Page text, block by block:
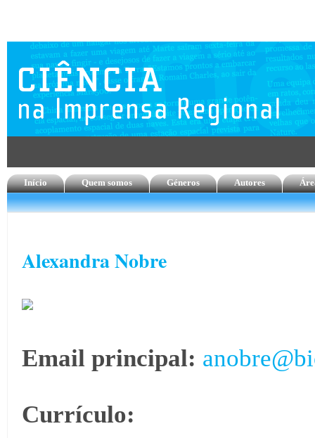
Início Quem somos Géneros Autores
Alexandra Nobre
Email principal:
Currículo: